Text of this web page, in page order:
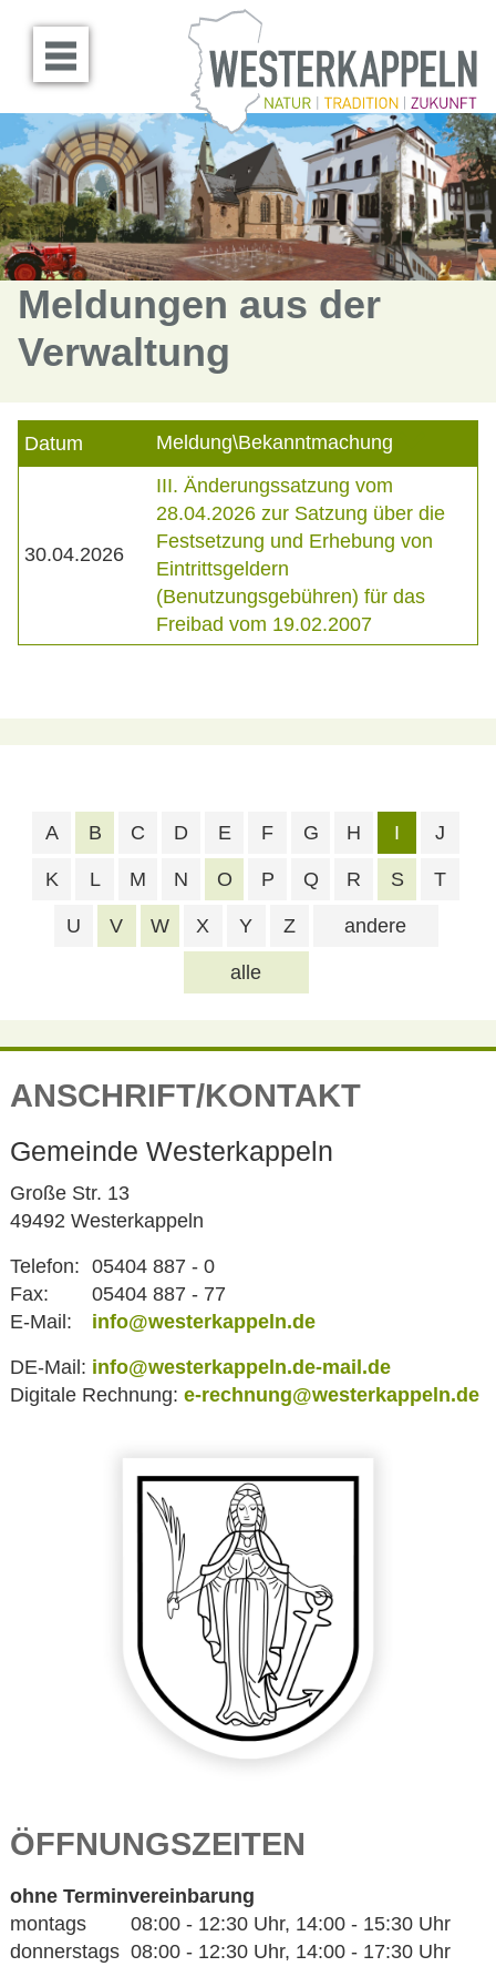
Menü öffnen
Meldungen aus der
Verwaltung
Datum Meldung\Bekanntmachung
30.04.2026
III. Änderungssatzung vom
28.04.2026 zur Satzung über die
Festsetzung und Erhebung von
Eintrittsgeldern
(Benutzungsgebühren) für das
Freibad vom 19.02.2007
alle
A B C D E F G H I J
K L M N O P Q R S T
U V W X Y Z andere
ANSCHRIFT/KONTAKT
Gemeinde Westerkappeln
Große Str. 13
49492 Westerkappeln
Telefon: 05404 887 - 0
Fax:
05404 887 - 77
E-Mail:
info@westerkappeln.de
DE-Mail: info@westerkappeln.de-mail.de
Digitale Rechnung: e-rechnung@westerkappeln.de
ÖFFNUNGSZEITEN
ohne Terminvereinbarung
montags 08:00 - 12:30 Uhr, 14:00 - 15:30 Uhr
donnerstags 08:00 - 12:30 Uhr, 14:00 - 17:30 Uhr